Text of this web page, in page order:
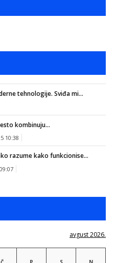
tehnologije. Sviđa mi...
kombinuju...
10:38
razume kako funkcionise...
avgust 2026.